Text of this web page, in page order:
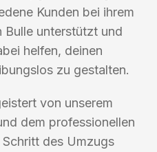
Kunden bei ihrem
Bulle unterstützt und
helfen, deinen
zu gestalten.
von unserem
dem professionellen
des Umzugs